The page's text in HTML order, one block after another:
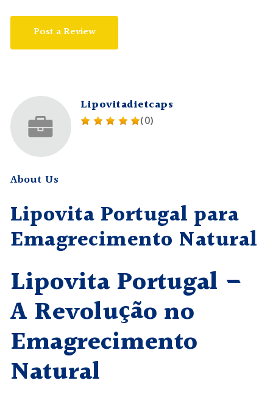
Post a Review
Lipovitadietcaps
(0)
About Us
Lipovita Portugal para
Emagrecimento Natural
Lipovita Portugal –
A Revolução no
Emagrecimento
Natural